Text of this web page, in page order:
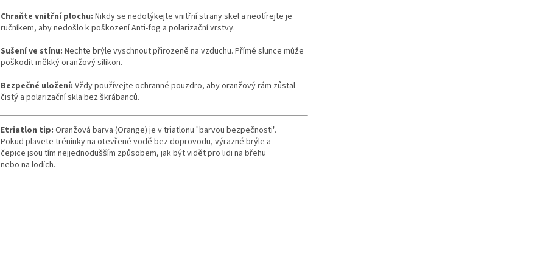
Chraňte vnitřní plochu: Nikdy se nedotýkejte vnitřní strany skel a neotírejte je
ručníkem, aby nedošlo k poškození Anti-fog a polarizační vrstvy.
Sušení ve stínu: Nechte brýle vyschnout přirozeně na vzduchu. Přímé slunce může
poškodit měkký oranžový silikon.
Bezpečné uložení: Vždy používejte ochranné pouzdro, aby oranžový rám zůstal
čistý a polarizační skla bez škrábanců.
Etriatlon tip: Oranžová barva (Orange) je v triatlonu "barvou bezpečnosti".
Pokud plavete tréninky na otevřené vodě bez doprovodu, výrazné brýle a
čepice jsou tím nejjednodušším způsobem, jak být vidět pro lidi na břehu
nebo na lodích.